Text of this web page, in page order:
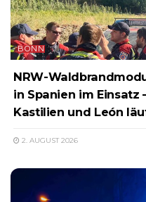
BONN
NRW-
in Spanien im Einsatz
Kastilien und León
2. AUGUST 2026